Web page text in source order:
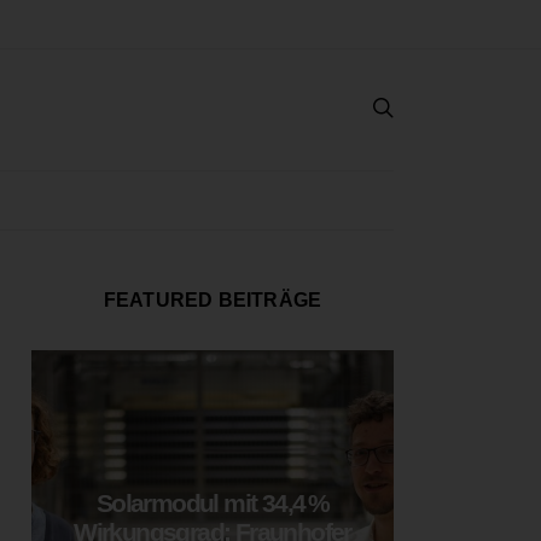
FEATURED BEITRÄGE
Solarmodul mit 34,4 %
Wirkungsgrad: Fraunhofer